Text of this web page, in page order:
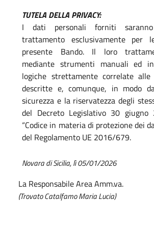
TUTELA DELLA PRIVACY:
I
dati personali forniti saranno
trattamento esclusivamente per
presente
Bando.
Il loro
mediante strumenti manuali ed
logiche strettamente correlate
descritte e, comunque, in modo
sicurezza e la riservatezza degli
del Decreto Legislativo 30
“Codice in materia di protezione dei
del Regolamento UE 2016/679.
Novara di Sicilia, lì 05/01/2026
La Responsabile Area Amm.va.
(Trovato Catalfamo Maria Lucia)